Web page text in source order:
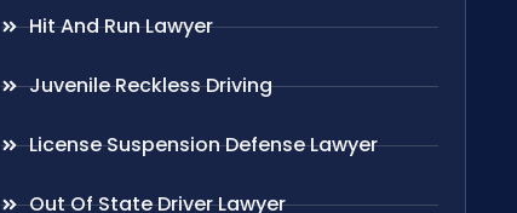
Hit And Run Lawyer
Juvenile Reckless Driving
License Suspension Defense Lawyer
Out Of State Driver Lawyer